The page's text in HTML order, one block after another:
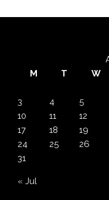
M
T W
3
4 5
10
11 12
17
18 19
24
25 26
31
« Jul